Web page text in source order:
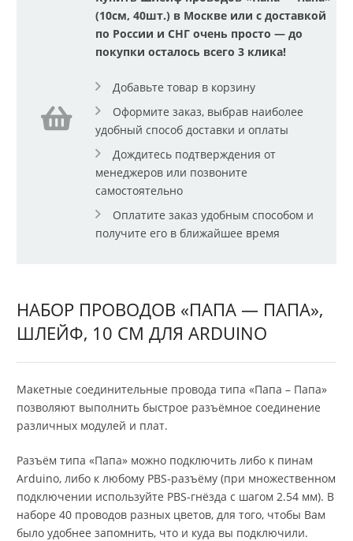
(10см, 40шт.) в Москве или с доставкой
по России и СНГ очень просто — до
покупки осталось всего 3 клика!
Добавьте товар в корзину
Оформите заказ, выбрав наиболее
удобный способ доставки и оплаты
Дождитесь подтверждения от
менеджеров или позвоните
самостоятельно
Оплатите заказ удобным способом и
получите его в ближайшее время
НАБОР ПРОВОДОВ «ПАПА — ПАПА»,
ШЛЕЙФ, 10 СМ ДЛЯ ARDUINO
Макетные соединительные провода типа «Папа – Папа»
позволяют выполнить быстрое разъёмное соединение
различных модулей и плат.
Разъём типа «Папа» можно подключить либо к пинам
Arduino, либо к любому PBS-разъёму (при множественном
подключении используйте PBS-гнёзда с шагом 2.54 мм). В
наборе 40 проводов разных цветов, для того, чтобы Вам
было удобнее запомнить, что и куда вы подключили.